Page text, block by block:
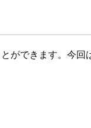
ができます。今回